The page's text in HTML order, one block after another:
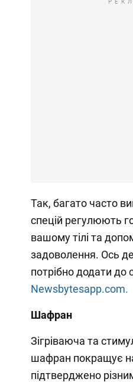
Так, багато часто
спецій регулюють
вашому тілі та
задоволення. Ось
потрібно додати до
Newsbytesapp.com.
Шафран
Зігріваюча та
шафран покращує
підтверджено